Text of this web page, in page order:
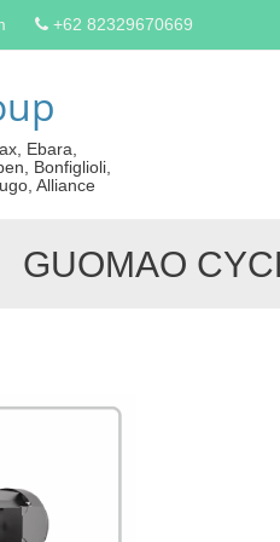
+62 82329670669
Ebara,
Bonfiglioli,
Alliance
GUOMAO